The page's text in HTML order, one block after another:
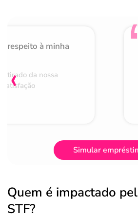
respeito à minha
da nossa
‹
Simular
Quem é impactado
STF?